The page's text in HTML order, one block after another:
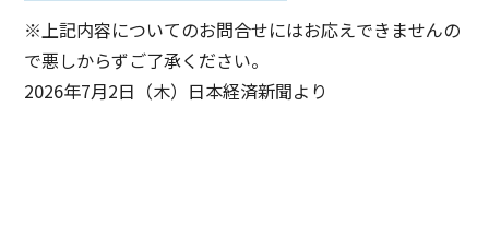
※上記内容についてのお問合せにはお応えできませんの
で悪しからずご了承ください。
2026年7月2日（木）日本経済新聞より